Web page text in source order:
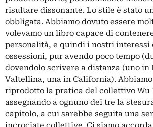
risultare dissonante. Lo stile è stato
obbligata. Abbiamo dovuto essere
volevamo un libro capace di
personalità, e quindi i nostri interessi
ossessioni, pur avendo poco tempo
dovendolo scrivere a distanza (uno in
Valtellina, una in California).
riprodotto la pratica del collettivo Wu
assegnando a ognuno dei tre la
capitolo, a cui sarebbe seguita una